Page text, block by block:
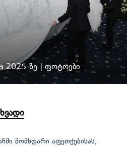
2025-ზე | ფოტოები
მომხდარი აფეთქებისას,